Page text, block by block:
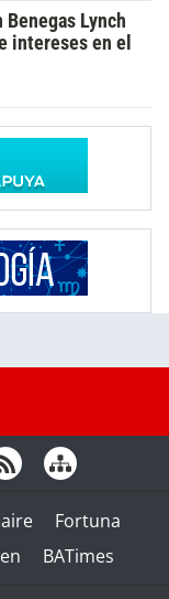
Lynch
intereses en el
Fortuna
BATimes